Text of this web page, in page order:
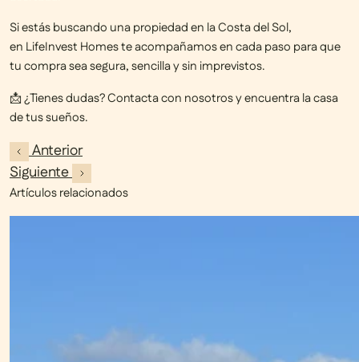
Si estás buscando una propiedad en la Costa del Sol,
en LifeInvest Homeste acompañamos en cada paso para que
tu compra seasegura, sencilla y sin imprevistos.
📩¿Tienes dudas? Contacta con nosotros y encuentra la casa
de tus sueños.
Anterior
Siguiente
Artículos relacionados